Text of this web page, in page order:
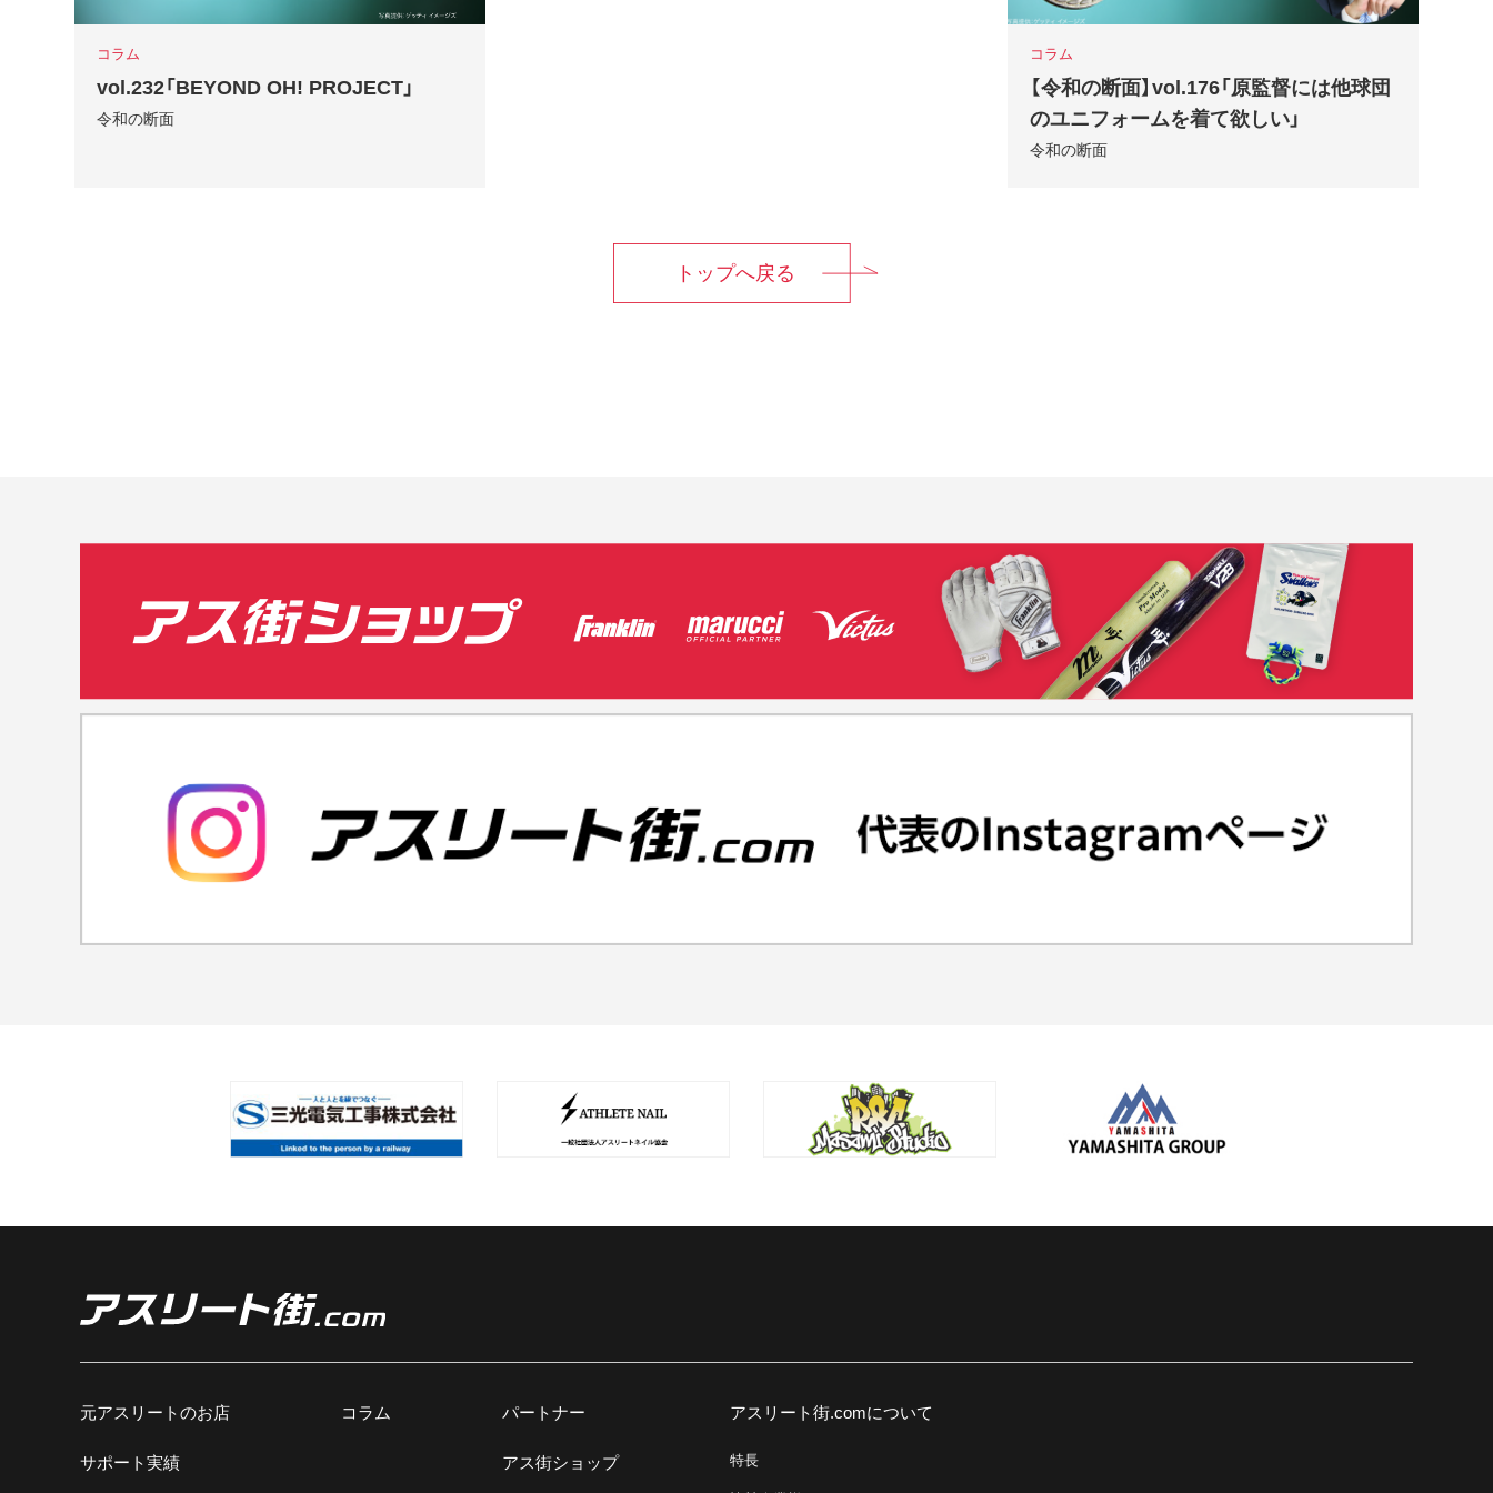
コラム
vol.232「BEYOND OH! PROJECT」
令和の断面
コラム
【令和の断面】vol.176「原監督には他球団
のユニフォームを着て欲しい」
令和の断面
トップへ戻る
元アスリートのお店
サポート実績
コラム パートナー
アス街ショップ
アスリート街.comについて
特長